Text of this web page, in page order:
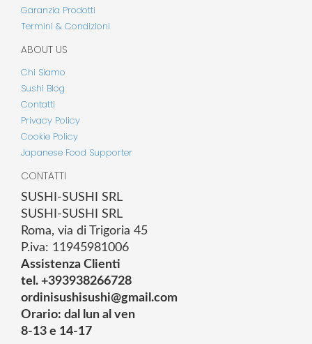
Garanzia Prodotti
Termini & Condizioni
ABOUT US
Chi Siamo
Sushi Blog
Contatti
Privacy Policy
Cookie Policy
Japanese Food Supporter
CONTATTI
SUSHI-SUSHI SRL
SUSHI-SUSHI SRL
Roma, via di Trigoria 45
P.iva: 11945981006
Assistenza Clienti
tel. +393938266728
ordinisushisushi@gmail.com
Orario: dal lun al ven
8-13 e 14-17